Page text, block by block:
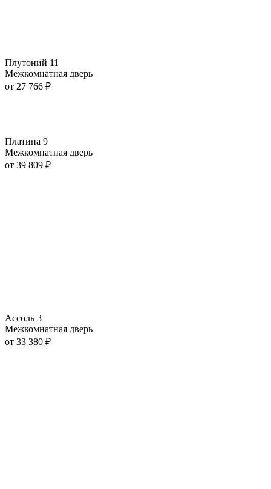
Плутоний 11
Межкомнатная дверь
от 27 766 ₽
Платина 9
Межкомнатная дверь
от 39 809 ₽
Ассоль 3
Межкомнатная дверь
от 33 380 ₽